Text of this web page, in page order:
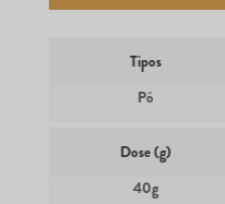
Tipos
Pó
Dose (g)
40g